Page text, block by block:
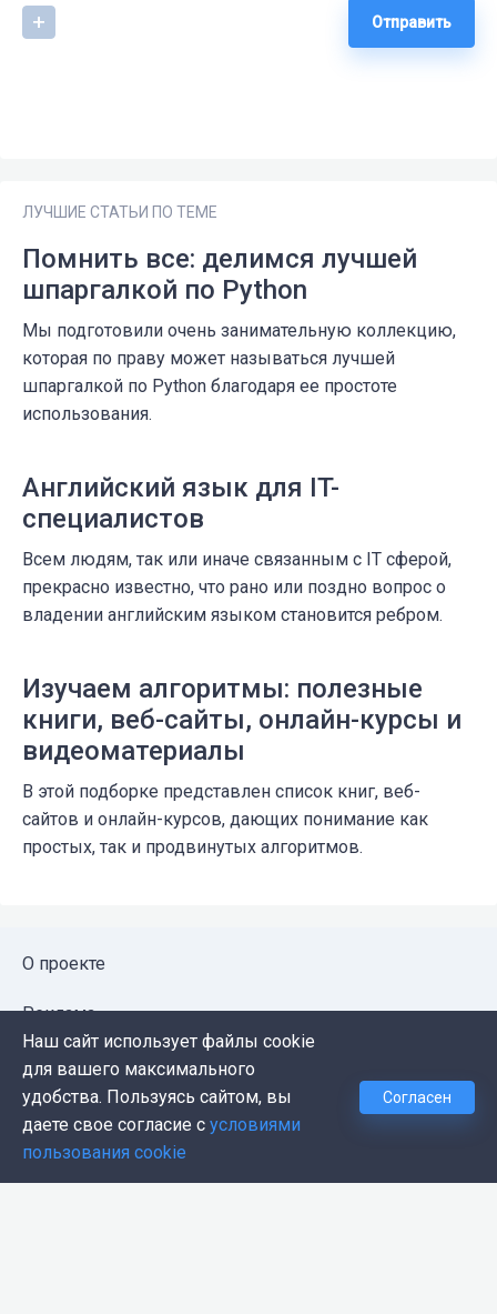
Отправить
ЛУЧШИЕ СТАТЬИ ПО ТЕМЕ
Помнить все: делимся лучшей
шпаргалкой по Python
Мы подготовили очень занимательную коллекцию,
которая по праву может называться лучшей
шпаргалкой по Python благодаря ее простоте
использования.
Английский язык для IT-
специалистов
Всем людям, так или иначе связанным с IT сферой,
прекрасно известно, что рано или поздно вопрос о
владении английским языком становится ребром.
Изучаем алгоритмы: полезные
книги, веб-сайты, онлайн-курсы и
видеоматериалы
В этой подборке представлен список книг, веб-
сайтов и онлайн-курсов, дающих понимание как
простых, так и продвинутых алгоритмов.
О проекте
Реклама
Публичная оферта
Политика конфиденциальности
Контакты
Наш сайт использует файлы cookie
для вашего максимального
удобства. Пользуясь сайтом, вы
даете свое согласие с условиями
пользования cookie
Согласен